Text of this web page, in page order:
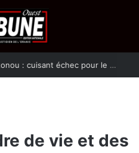
Forum social mondial à Cotonou : cuisant échec pour le Makhzen dans la promotion de ses thèses colonialistes
de vie et des